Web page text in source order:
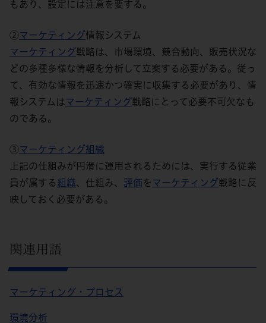
もあり、設定には注意を要する。
②マーケティング情報システム
マーケティング戦略は、市場環境、競合動向、販売状況な
どの多種多様な情報を分析して立案する必要がある。従っ
て、有効な情報を迅速かつ確実に収集する必要があり、情
報システムは マーケティング戦略にとって必要不可欠なも
のである。
③マーケティング組織
上記の仕組みが円滑に運用されるためには、実行する従業
員が属する 組織 、仕組み、 評価を マーケティング戦略に反
映しておく必要がある。
関連用語
マーケティング・プロセス
環境分析